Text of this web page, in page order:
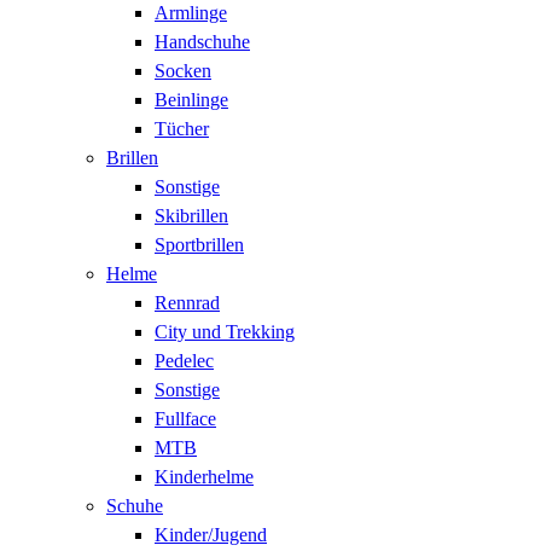
Armlinge
Handschuhe
Socken
Beinlinge
Tücher
Brillen
Sonstige
Skibrillen
Sportbrillen
Helme
Rennrad
City und Trekking
Pedelec
Sonstige
Fullface
MTB
Kinderhelme
Schuhe
Kinder/Jugend